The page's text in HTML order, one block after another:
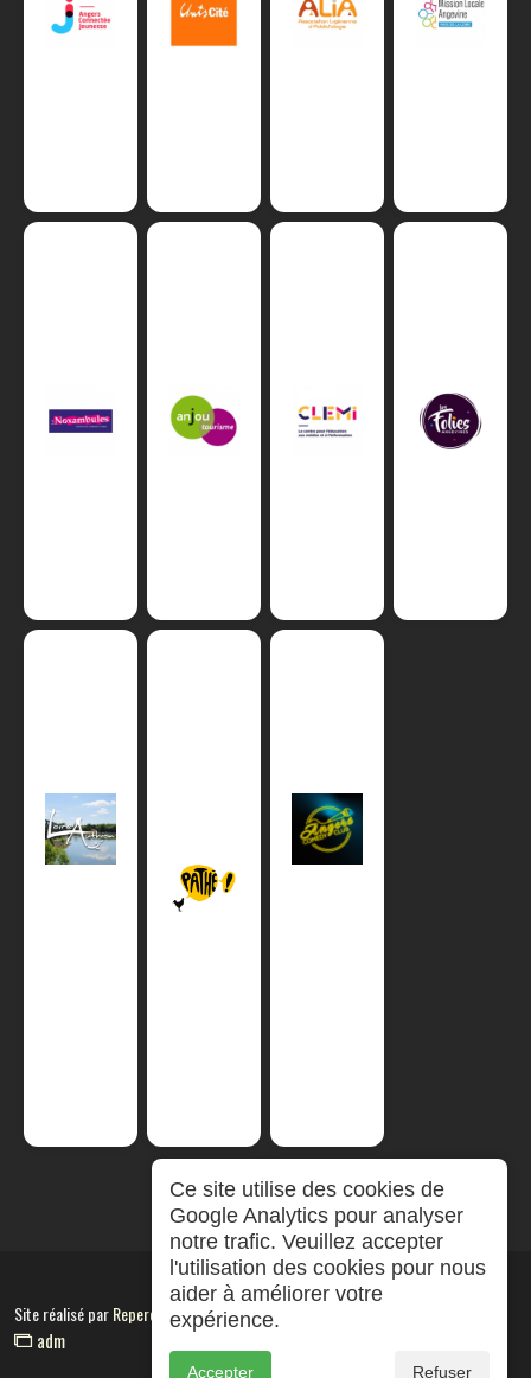
Site réalisé parRepereCom
adm
Ce site utilise des cookies de
Google Analytics pour analyser
notre trafic. Veuillez accepter
l'utilisation des cookies pour nous
aider à améliorer votre
expérience.
Accepter Refuser